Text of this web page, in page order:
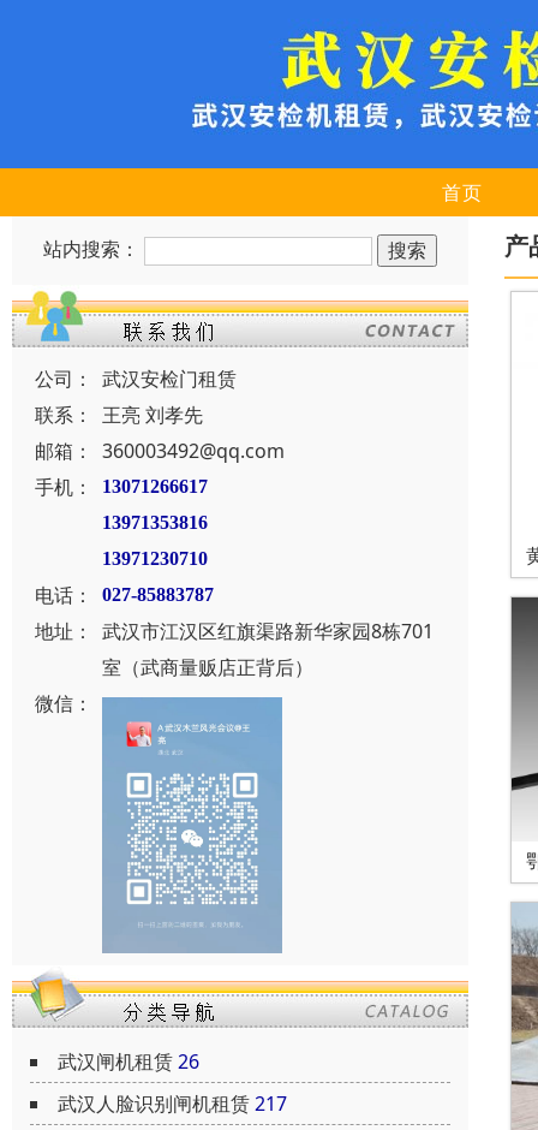
首页
站内搜索：
公司：
武汉安检门租赁
联系：
王亮 刘孝先
邮箱：
360003492@qq.com
手机：
13071266617
13971353816
13971230710
电话： 027-85883787
地址：
武汉市江汉区红旗渠路新华家园8栋701
室（武商量贩店正背后）
微信：
武汉闸机租赁26
武汉人脸识别闸机租赁217
产